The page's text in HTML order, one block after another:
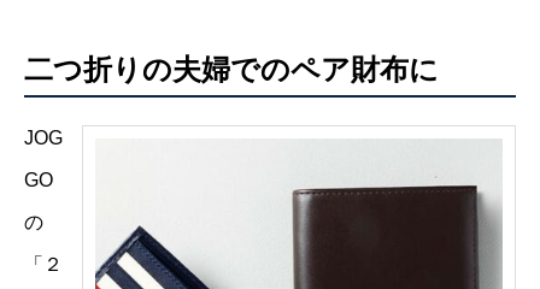
二つ折りの夫婦でのペア財布に
JOG
GO
の
「２